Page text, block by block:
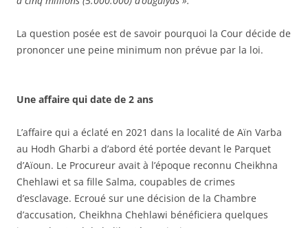
La question posée est de savoir pourquoi la Cour décide de
prononcer une peine minimum non prévue par la loi.
Une affaire qui date de 2 ans
L’affaire qui a éclaté en 2021 dans la localité de Aïn Varba
au Hodh Gharbi a d’abord été portée devant le Parquet
d’Aïoun. Le Procureur avait à l’époque reconnu Cheikhna
Chehlawi et sa fille Salma, coupables de crimes
d’esclavage. Ecroué sur une décision de la Chambre
d’accusation, Cheikhna Chehlawi bénéficiera quelques